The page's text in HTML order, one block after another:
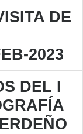
DE
2023
DEL I